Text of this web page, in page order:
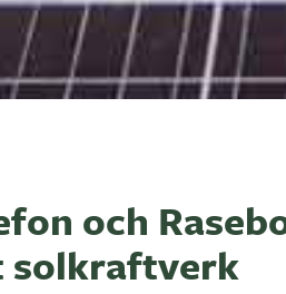
och
solkraftverk